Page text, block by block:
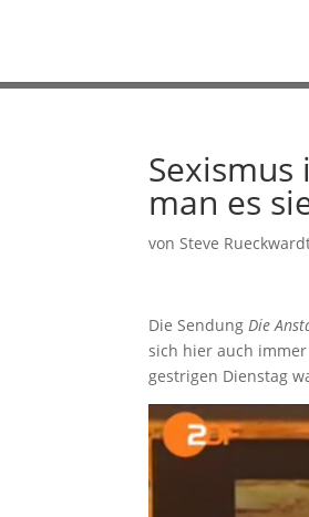
man es
vonSteve
Die SendungDie
sich hier auch
gestrigen Dienstag